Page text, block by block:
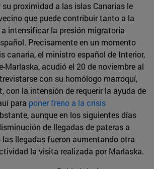
proximidad a las islas Canarias le
que puede contribuir tanto a la
intensificar la presión migratoria
Precisamente en un momento
canaria, el ministro español de Interior,
Marlaska, acudió el 20 de noviembre al
con su homólogo marroquí,
con la intensión de requerir la ayuda de
para poner freno a la crisis
aunque en los siguientes días
de llegadas de pateras a
las llegadas fueron aumentando otra
la visita realizada por Marlaska.